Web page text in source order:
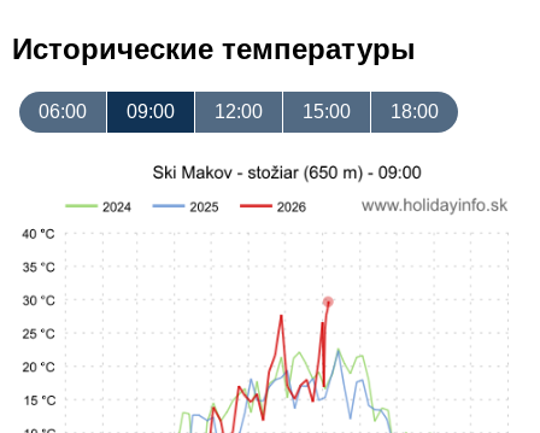
Исторические температуры
06:00 09:00 12:00 15:00 18:00